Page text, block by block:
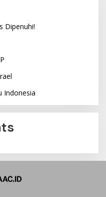
Dipenuhi!
Indonesia